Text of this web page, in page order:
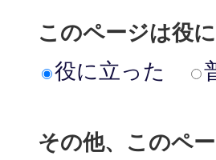
このページは役
役に立った
その他、このペ